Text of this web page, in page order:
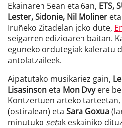
Ekainaren 5ean eta 6an, ETS,
Lester, Sidonie, Nil Moliner
Iruñeko Zitadelan joko dute,
seigarren edizioaren baitan.
eguneko ordutegiak kaleratu
antolatzaileek.
Aipatutako musikariez gain,
Lisasinson eta Mon Dvyere
Kontzertuen arteko tarteetan,
(ostiralean) eta Sara Goxua
minutuko setak eskainiko